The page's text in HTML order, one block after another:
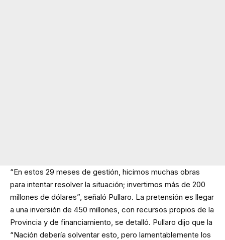
“En estos 29 meses de gestión, hicimos muchas obras
para intentar resolver la situación; invertimos más de 200
millones de dólares”, señaló Pullaro. La pretensión es llegar
a una inversión de 450 millones, con recursos propios de la
Provincia y de financiamiento, se detalló. Pullaro dijo que la
“Nación debería solventar esto, pero lamentablemente los